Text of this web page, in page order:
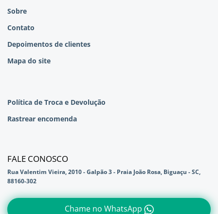
Sobre
Contato
Depoimentos de clientes
Mapa do site
Política de Troca e Devolução
Rastrear encomenda
FALE CONOSCO
Rua Valentim Vieira, 2010 - Galpão 3 - Praia João Rosa, Biguaçu - SC,
88160-302
Chame no WhatsApp